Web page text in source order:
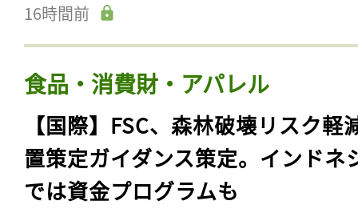
16時間前
食品・消費財・アパレル
【国際】FSC、森林破壊リスク軽
置策定ガイダンス策定。インドネ
では資金プログラムも